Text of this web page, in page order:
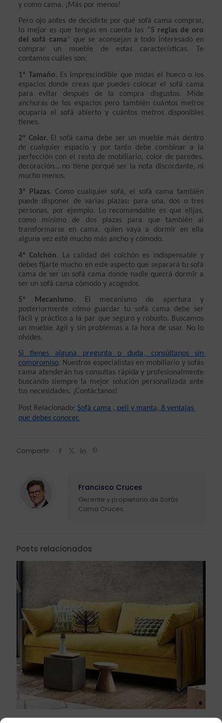
y como cama. ¡Más por menos!
Pero ojo antes de decidirte por qué sofá cama comprar,
lo mejor es que tengas en cuenta las “5 reglas de oro
del sofá cama” que se aconsejan a todo interesado en
comprar un mueble de estas características. Te
contamos cuáles son:
1ª Tamaño. Es imprescindible que midas el hueco o los
espacios donde creas que puedes colocar el sofá cama
para evitar después de la compra disgustos. Mide
anchuras de los espacios pero también cuántos metros
ocuparía el sofá abierto y cuántos metros disponibles
tienes.
2ª Color. El sofá cama debe ser un mueble más dentro
de cualquier espacio y por tanto debe combinar a la
perfección con el resto de mobiliario, color de paredes,
decoración… no tiene porqué ser la nota discordante, ni
mucho menos.
3ª Plazas. Como cualquier sofá, el sofá cama también
puede disponer de varias plazas: para una, dos o tres
personas, por ejemplo. Lo recomendable es que elijas,
como mínimo de dos plazas para que también al
transformarse en cama, quien vaya a dormir en ella
alguna vez esté mucho más ancho y cómodo.
4ª Colchón. La calidad del colchón es indispensable y
debes fijarte mucho en este aspecto que separará tu sofá
cama de ser un sofá cama donde nadie querrá dormir a
ser un sofá cama cómodo y acogedor.
5ª Mecanismo. El mecanismo de apertura y
posteriormente cómo guardar tu sofá cama debe ser
fácil y práctico a la par que seguro y robusto. Buscamos
un mueble ágil y sin problemas a la hora de usar. No lo
olvides.
Si tienes alguna pregunta o duda, consúltanos sin
compromiso. Nuestros especialistas en mobiliario y sofás
cama atenderán tus consultas rápida y profesionalmente
buscando siempre la mejor solución personalizada ante
tus necesidades. ¡Contáctanos!
Post Relacionado: Sofá cama , peli y manta, 8 ventajas
que debes conocer.
Compartir
Francisco Cruces
Gerente y propietario de Sofás
Cama Cruces.
Posts relacionados